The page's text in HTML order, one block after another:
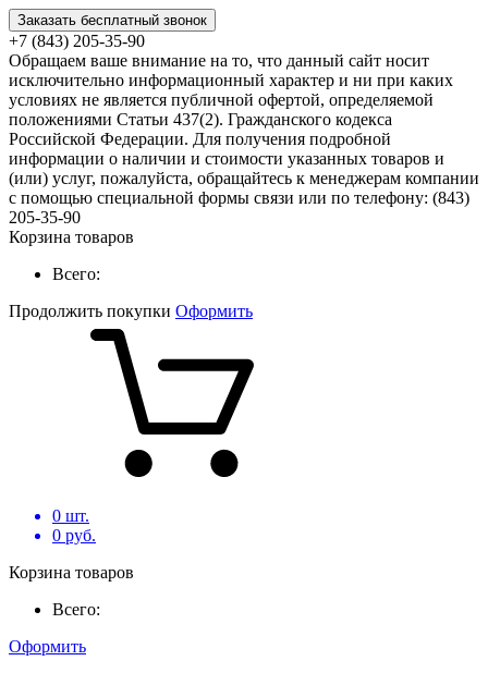
Заказать бесплатный звонок
+7 (843) 205-35-90
Обращаем ваше внимание на то, что данный сайт носит
исключительно информационный характер и ни при каких
условиях не является публичной офертой, определяемой
положениями Статьи 437(2). Гражданского кодекса
Российской Федерации. Для получения подробной
информации о наличии и стоимости указанных товаров и
(или) услуг, пожалуйста, обращайтесь к менеджерам компании
с помощью специальной формы связи или по телефону: (843)
205-35-90
Корзина товаров
Всего:
Продолжить покупки Оформить
0 шт.
0 руб.
Корзина товаров
Всего:
Оформить